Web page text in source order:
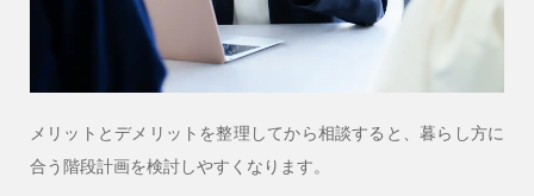
メリットとデメリットを整理してから相談すると、暮らし方に
合う階段計画を検討しやすくなります。